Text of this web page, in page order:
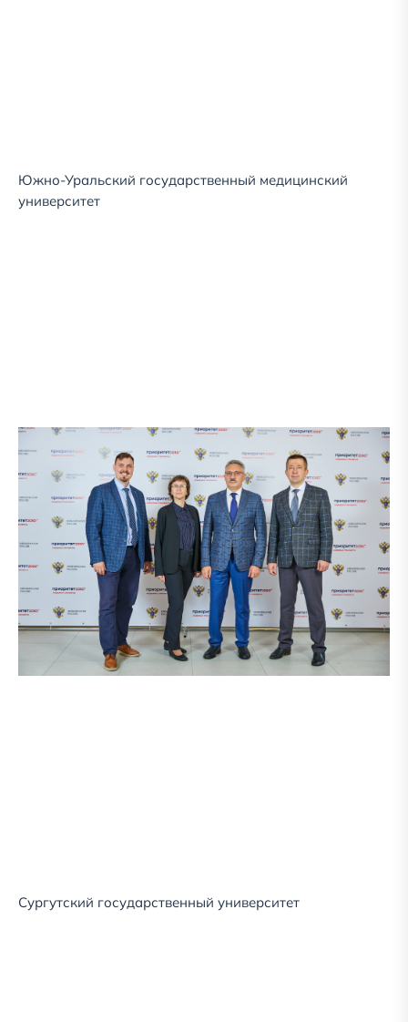
Южно-Уральский государственный медицинский
университет
Сургутский государственный университет